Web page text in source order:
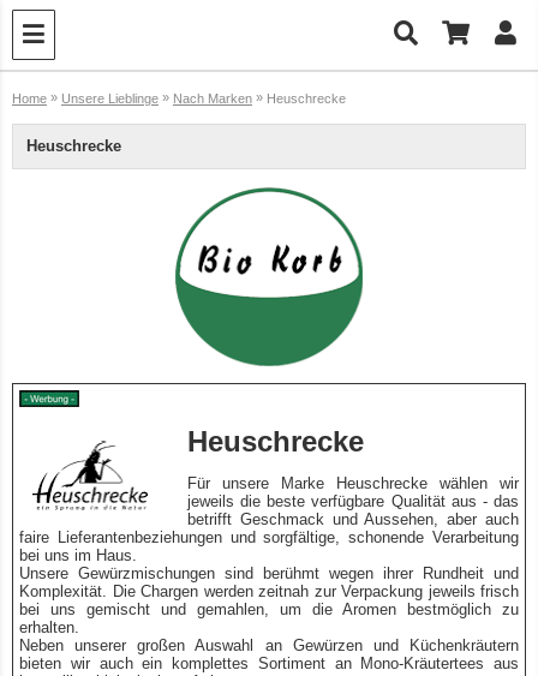
Home » Unsere Lieblinge » Nach Marken » Heuschrecke
Heuschrecke
Heuschrecke
Für unsere Marke Heuschrecke wählen wir
jeweils die beste verfügbare Qualität aus - das
betrifft Geschmack und Aussehen, aber auch
faire Lieferantenbeziehungen und sorgfältige, schonende Verarbeitung
bei uns im Haus.
Unsere Gewürzmischungen sind berühmt wegen ihrer Rundheit und
Komplexität. Die Chargen werden zeitnah zur Verpackung jeweils frisch
bei uns gemischt und gemahlen, um die Aromen bestmöglich zu
erhalten.
Neben unserer großen Auswahl an Gewürzen und Küchenkräutern
bieten wir auch ein komplettes Sortiment an Mono-Kräutertees aus